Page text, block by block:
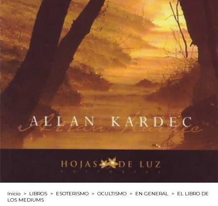
Inicio > LIBROS > ESOTERISMO > OCULTISMO > EN GENERAL > EL LIBRO DE
LOS MEDIUMS